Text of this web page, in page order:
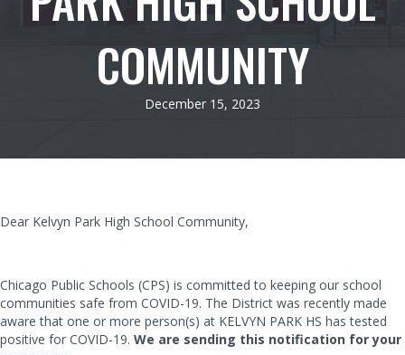
COMMUNITY
December 15, 2023
Dear Kelvyn Park High School Community,
Chicago Public Schools (CPS) is committed to keeping our school
communities safe from COVID-19. The District was recently made
aware that one or more person(s) at KELVYN PARK HS has tested
positive for COVID-19. We are sending this notification for your